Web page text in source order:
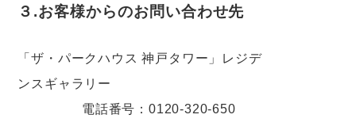
３.お客様からのお問い合わせ先
「ザ・パークハウス 神戸タワー」レジデ
ンスギャラリー
電話番号：0120-320-650